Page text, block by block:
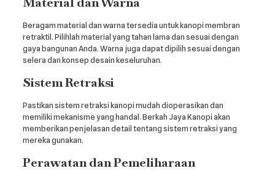
Beragam material dan warna tersedia untuk kanopi membran
retraktil. Pilihlah material yang tahan lama dan sesuai dengan
gaya bangunan Anda. Warna juga dapat dipilih sesuai dengan
selera dan konsep desain keseluruhan.
Sistem Retraksi
Pastikan sistem retraksi kanopi mudah dioperasikan dan
memiliki mekanisme yang handal. Berkah Jaya Kanopi akan
memberikan penjelasan detail tentang sistem retraksi yang
mereka gunakan.
Perawatan dan Pemeliharaan